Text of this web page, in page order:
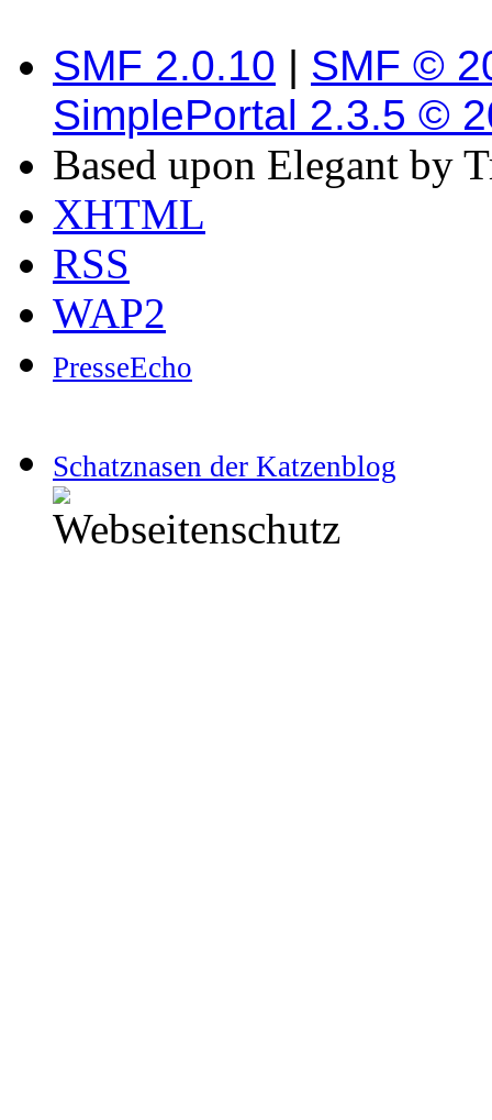
SMF 2.0.10 | SMF ©
SimplePortal 2.3.5 ©
Based upon Elegant by
XHTML
RSS
WAP2
PresseEcho
Schatznasen der Katzenblog